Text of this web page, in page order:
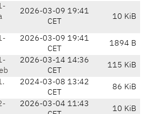
2026-03-09 19:41
CET
10 KiB
2026-03-09 19:41
CET
1894 B
2026-03-14 14:36
CET
115 KiB
2024-03-08 13:42
CET
86 KiB
2026-03-04 11:43
10 KiB